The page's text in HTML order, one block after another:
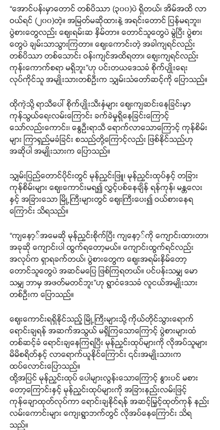
“အောင်ပန်းမှာတောင် တစ်ပိဿာ (၃၀၀)ပဲ ရှိတယ်၊ အိမ်အထိ လာ
ဝယ်ရင် (၂၀၀)တဲ့။ အမြတ်မဆိုထားနဲ့ အရင်းတောင် ပြန်မရဘူး၊
ပွဲစားတွေလည်း ဈေးရမ်းဆ နှိမ်တာ။ တောင်သူတွေပဲ မွဲပြီး ပွဲစား
တွေပဲ ချမ်းသာသွားကြတာ။ ဈေးကောင်းတဲ့ အခါကျရင်လည်း
တစ်ပိဿာ တစ်သောင်း ဝန်းကျင်အထိရတာ၊ စျေးကျရင်လည်း
ကုန်းကောက်စရာ မရှိဘူး”ဟု ပင်းတယဒေသခံ စိုက်ပျိုးရေး
လုပ်ကိုင်သူ အမျိုးသားတစ်ဦးက သျှမ်းသံတော်ဆင့်ကို ပြောသည်။
ထိုကဲ့သို့ ရာသီပေါ် စိုက်ပျိုးသီးနှံများ ဈေးကျဆင်းနေခြင်းမှာ
ကုန်သွယ်ရေးလမ်းကြောင်း ခက်ခဲမှုရှိနေခြင်းကြောင့်
သော်လည်းကောင်း၊ နွေဦးရာသီ ရောက်လာသောကြောင့် ကုန်စိမ်း
များ ကြာရှည်မခံခြင်း စသည်တို့ကြောင့်လည်း ဖြစ်နိုင်သည်ဟု
အဆိုပါ အမျိုးသားက ပြောသည်။
သျှမ်းပြည်တောင်ပိုင်းတွင် မုန်ညှင်းဖြူ၊ မုန်ညှင်းထုပ်နှင့် တခြား
ကုန်စိမ်းများ ဈေးကောင်းမရ၍ လွှင့်ပစ်နေချိန် ရန်ကုန်၊ မန္တလေး
နှင့် အခြားသော မြို့ကြီးများတွင် ဈေးကြီးပေး၍ ဝယ်စားနေရ
ကြောင်း သိရသည်။
“ကျနော့်အမေဆို မုန်ညှင်းစိုက်ပြီး ကျနော့်ကို ကျောင်းထားတာ၊
အခုဆို ကျောင်းပါ ထွက်ရတော့မယ်။ ကျောင်းထွက်ရင်လည်း
အလုပ်က ရှာရခက်တယ်၊ ပွဲစားတွေက ဈေးအရမ်းနှိမ်တော့
တောင်သူတွေပဲ အဆင်မပြေ ဖြစ်ကြရတယ်။ ပင်ပန်းသမျှ မော
သမျှ ဘာမှ အဖတ်မတင်ဘူး”ဟု ရွာငံဒေသခံ လူငယ်အမျိုးသား
တစ်ဦးက ပြောသည်။
ဈေးကောင်းရရှိနိုင်သည့် မြို့ကြီးများသို့ ကိုယ်တိုင်သွားရောက်
ရောင်းချရန် အဆက်အသွယ် မရှိကြသောကြောင့် ပွဲစားများထံ
တစ်ဆင့်ခံ ရောင်းချနေကြရပြီး မုန်ညှင်းထုပ်များကို လိုအပ်သူများ
မိမိစရိတ်နှင့် လာရောက်ယူနိုင်ကြောင်း ၎င်းအမျိုးသားက
ထပ်လောင်းပြောသည်။
ထို့အပြင် မုန်ညှင်းထုပ် ပေါများလွန်းသောကြောင့် နွားပင် မစား
တော့ကြောင်းနှင့် မုန်ညှင်းထုပ်များကို အခြားနည်းလမ်းဖြင့်
ကုန်ချောထုတ်လုပ်ကာ ရောင်းချနိုင်ရန် အဆင့်မြှင့်ထုတ်ကုန် နည်း
လမ်းကောင်းများ ကျေးရွာဘက်တွင် လိုအပ်နေကြောင်း သိရ
သည်။